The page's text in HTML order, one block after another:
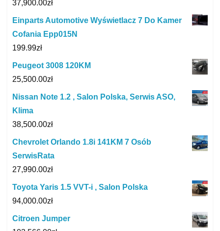
37,900.00zł
Einparts Automotive Wyświetlacz 7 Do Kamer
Cofania Epp015N
199.99zł
Peugeot 3008 120KM
25,500.00zł
Nissan Note 1.2 , Salon Polska, Serwis ASO,
Klima
38,500.00zł
Chevrolet Orlando 1.8i 141KM 7 Osób
SerwisRata
27,990.00zł
Toyota Yaris 1.5 VVT-i , Salon Polska
94,000.00zł
Citroen Jumper